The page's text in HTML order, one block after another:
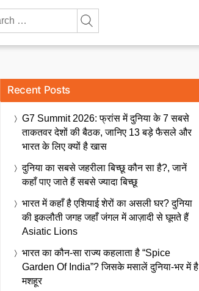
Recent Posts
G7 Summit 2026: फ्रांस में दुनिया के 7 सबसे
ताकतवर देशों की बैठक, जानिए 13 बड़े फैसले और
भारत के लिए क्यों है खास
दुनिया का सबसे जहरीला बिच्छू कौन सा है?, जानें
कहाँ पाए जाते हैं सबसे ज्यादा बिच्छू
भारत में कहाँ है एशियाई शेरों का असली घर? दुनिया
की इकलौती जगह जहाँ जंगल में आज़ादी से घूमते हैं
Asiatic Lions
भारत का कौन-सा राज्य कहलाता है “Spice
Garden Of India”? जिसके मसालें दुनिया-भर में है
मशहूर